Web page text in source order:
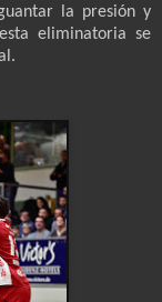
la presión y
eliminatoria se